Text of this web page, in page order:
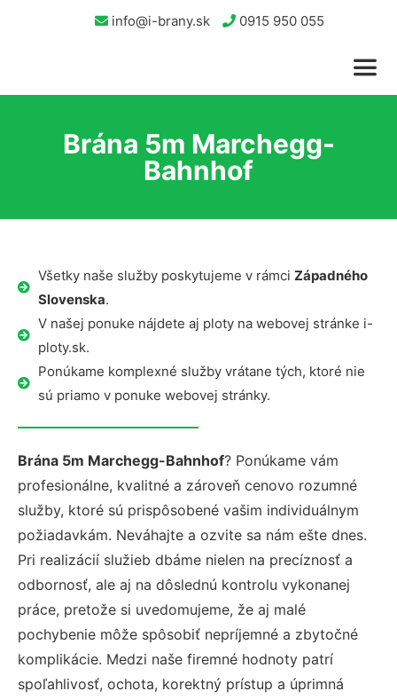
info@i-brany.sk 0915 950 055
Brána 5m Marchegg-
Bahnhof
Všetky naše služby poskytujeme v rámci Západného
Slovenska.
V našej ponuke nájdete aj ploty na webovej stránke i-
ploty.sk.
Ponúkame komplexné služby vrátane tých, ktoré nie
sú priamo v ponuke webovej stránky.
Brána 5m Marchegg-Bahnhof? Ponúkame vám
profesionálne, kvalitné a zároveň cenovo rozumné
služby, ktoré sú prispôsobené vašim individuálnym
požiadavkám. Neváhajte a ozvite sa nám ešte dnes.
Pri realizácií služieb dbáme nielen na precíznosť a
odbornosť, ale aj na dôslednú kontrolu vykonanej
práce, pretože si uvedomujeme, že aj malé
pochybenie môže spôsobiť nepríjemné a zbytočné
komplikácie. Medzi naše firemné hodnoty patrí
spoľahlivosť, ochota, korektný prístup a úprimná